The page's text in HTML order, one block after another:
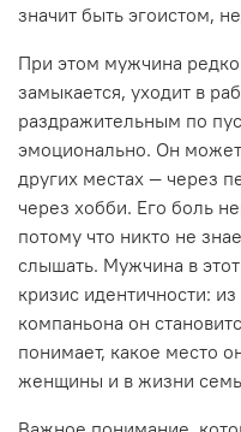
значит быть эгоистом,
При этом мужчина
замыкается, уходит в
раздражительным по
эмоционально. Он
других местах — через
через хобби. Его боль
потому что никто не
слышать. Мужчина в
кризис идентичности:
компаньона он
понимает, какое место
женщины и в жизни